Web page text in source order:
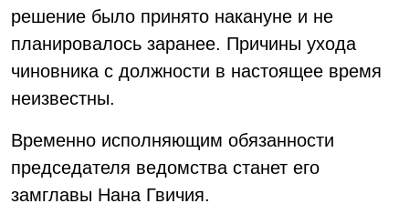
решение было принято накануне и не
планировалось заранее. Причины ухода
чиновника с должности в настоящее время
неизвестны.
Временно исполняющим обязанности
председателя ведомства станет его
замглавы Нана Гвичия.